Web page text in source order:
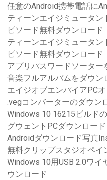
任意のAndroid携帯電話に
ティーンエイジミュータン
ピソード無料ダウンロード
ティーンエイジミュータン
ピソード無料ダウンロード
アプリパスワードソーター
音楽フルアルバムをダウン
エイジオブエンパイアPC
.vegコンバーターのダウン
Windows 10 16215ビルド
グウェントPCダウンロード
Androidダウンロード写真
無料クリップスタジオペイ
Windows 10用USB 2.0ワイ
ウンロード